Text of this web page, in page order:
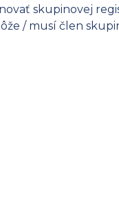
skupinovej
/ musí člen